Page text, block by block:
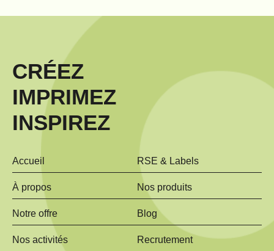
CRÉEZ
IMPRIMEZ
INSPIREZ
Accueil
À propos
Notre offre
Nos activités
RSE & Labels
Nos produits
Blog
Recrutement